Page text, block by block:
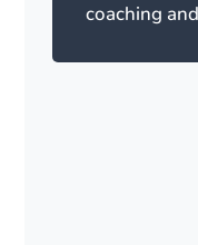
coaching